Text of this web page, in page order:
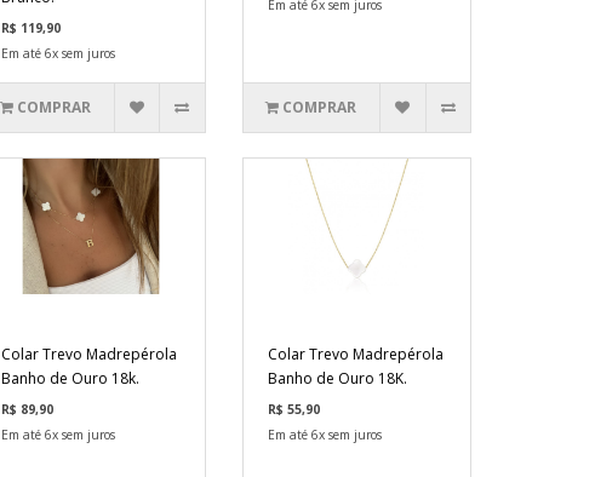
R$ 119,90
Em até 6x sem juros
COMPRAR
Em até 6x sem juros
COMPRAR
Colar Trevo Madrepérola
Banho de Ouro 18k.
R$ 89,90
Em até 6x sem juros
Colar Trevo Madrepérola
Banho de Ouro 18K.
R$ 55,90
Em até 6x sem juros